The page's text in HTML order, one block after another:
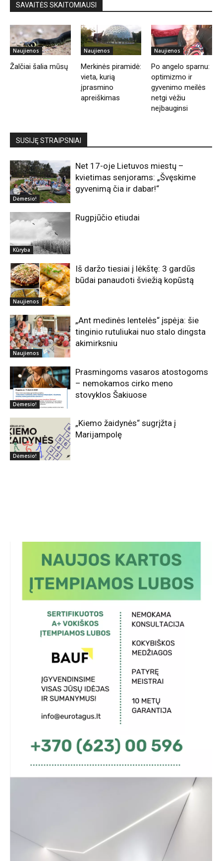
SAVAITĖS SKAITOMIAUSI
Naujienos
Žalčiai šalia mūsų
Naujienos
Merkinės piramidė:
vieta, kurią
įprasmino
apreiškimas
Naujienos
Po angelo sparnu:
optimizmo ir
gyvenimo meilės
netgi vėžiu
neįbauginsi
SUSIJĘ STRAIPSNIAI
Dėmesio!
Net 17-oje Lietuvos miestų –
kvietimas senjorams: „Švęskime
gyvenimą čia ir dabar!“
Kūryba
Rugpjūčio etiudai
Naujienos
Iš daržo tiesiai į lėkštę: 3 gardūs
būdai panaudoti šviežią kopūstą
Naujienos
„Ant medinės lentelės“ įspėja: šie
tinginio rutuliukai nuo stalo dingsta
akimirksniu
Dėmesio!
Prasmingoms vasaros atostogoms
– nemokamos cirko meno
stovyklos Šakiuose
Dėmesio!
„Kiemo žaidynės“ sugrįžta į
Marijampolę